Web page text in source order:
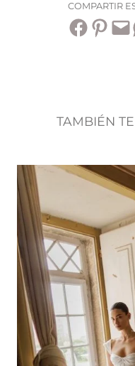
COMPARTIR
Compartir en Facebook Compartir en Pinterest Envía esta página por correo electrónico
TAMBIÉN